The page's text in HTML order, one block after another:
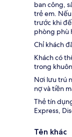
ban công,
trẻ em.
trước khi
phòng phù
Chỉ khách
Khách có
trong
Nơi lưu trú
nợ và tiền
Thẻ tín
Express,
Tên khác